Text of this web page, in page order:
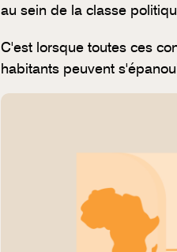
au sein de la classe
C'est lorsque toutes ces
habitants peuvent